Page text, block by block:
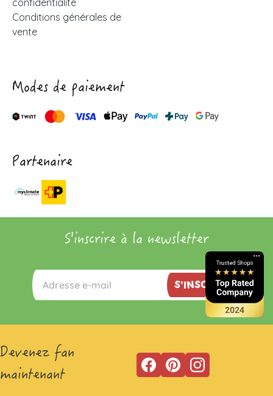
confidentialité
Conditions générales de
vente
Modes de paiement
Partenaire
S'inscrire à la newsletter
S'INSCRIRE
Devenez fan
maintenant